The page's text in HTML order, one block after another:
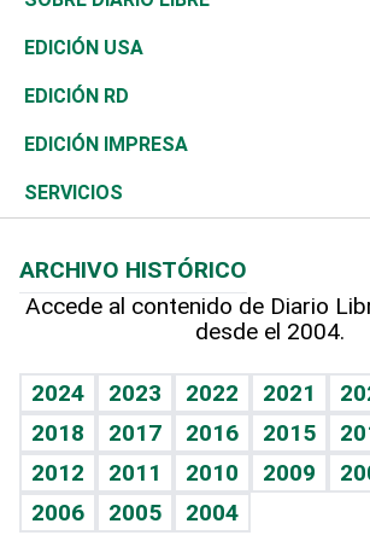
Reportajes
África
Ocenanía
Caribe
Resto del mundo
Vivienda
Telecom.
Global y variable
Economía personal
Buena Vida
Sociales
Novedades
Podcast Arte Libre
Hablando con el pediatra
Vida y familia
Eñe
Celebrando la vida
Sin complejos
Ciclismo
Tenis
Olimpismo
Más deportes
TBT Deportivo
En Directo
El Espía
Noticiero Poteleche
Columnistas
Más firmas
Tecnología
Historia
Martes de tecnología
Cambio climático
Economía
Revista
Deportes
Opinión
Hecho en casa
Guía del dinero
EDICIÓN USA
EDICIÓN RD
EDICIÓN IMPRESA
SERVICIOS
Cumpleaños
Horóscopos
Crucigramas
ARCHIVO HISTÓRICO
Accede al contenido de Diario
desde el 2004.
2024 2023 2022 2021
2018
2017 2016 2015
2012
2011 2010 2009
2006
2005 2004